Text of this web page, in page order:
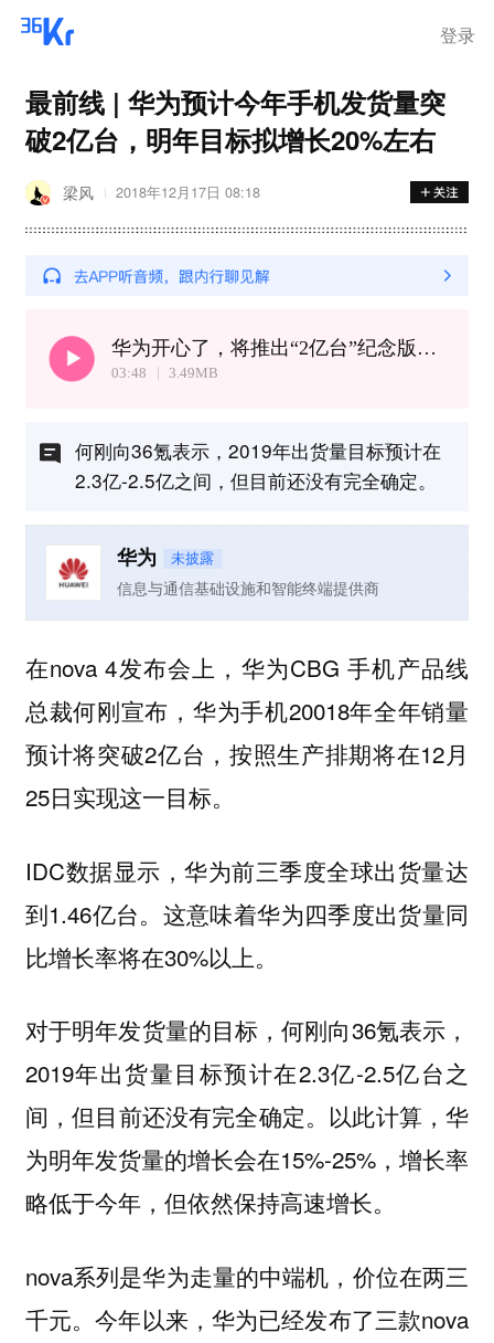
登录
最前线 | 华为预计今年手机发货量突
破2亿台，明年目标拟增长20%左右
梁风 2018年12月17日 08:18
华为开心了，将推出“2亿台”纪念版手机
03:48 3.49MB
何刚向36氪表示，2019年出货量目标预计在
2.3亿-2.5亿之间，但目前还没有完全确定。
华为 未披露
信息与通信基础设施和智能终端提供商
在nova 4发布会上，华为CBG 手机产品线
总裁何刚宣布，华为手机20018年全年销量
预计将突破2亿台，按照生产排期将在12月
25日实现这一目标。
IDC数据显示，华为前三季度全球出货量达
到1.46亿台。这意味着华为四季度出货量同
比增长率将在30%以上。
对于明年发货量的目标，何刚向36氪表示，
2019年出货量目标预计在2.3亿-2.5亿台之
间，但目前还没有完全确定。以此计算，华
为明年发货量的增长会在15%-25%，增长率
略低于今年，但依然保持高速增长。
nova系列是华为走量的中端机，价位在两三
千元。今年以来，华为已经发布了三款nova